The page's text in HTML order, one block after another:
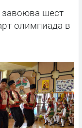
завоюва шест
олимпиада в